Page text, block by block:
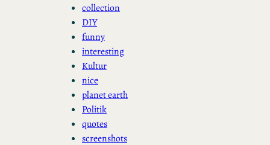
collection
DIY
funny
interesting
Kultur
nice
planet earth
Politik
quotes
screenshots